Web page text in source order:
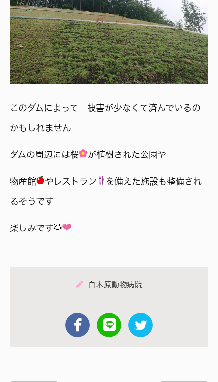
このダムによって 被害が少なくて済んでいるの
かもしれません
ダムの周辺には桜 が植樹された公園や
物産館 やレストラン を備えた施設も整備され
るそうです
楽しみです
白木原動物病院